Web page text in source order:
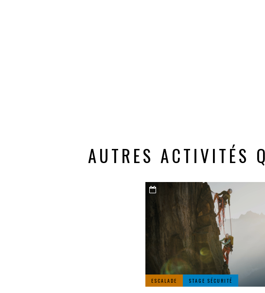
AUTRES ACTIVITÉS
ESCALADE STAGE SÉCURITÉ